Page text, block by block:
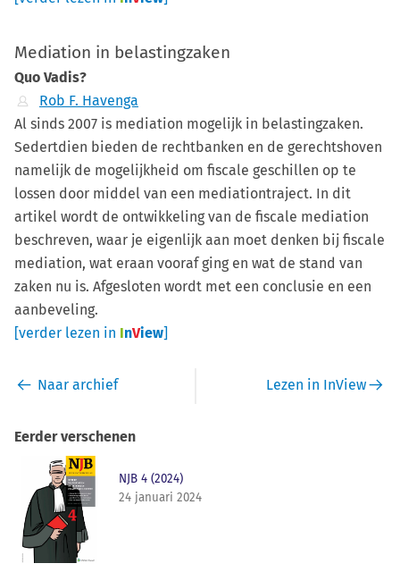
Mediation in belastingzaken
Quo Vadis?
Rob F. Havenga
Al sinds 2007 is mediation mogelijk in belastingzaken.
Sedertdien bieden de rechtbanken en de gerechtshoven
namelijk de mogelijkheid om fiscale geschillen op te
lossen door middel van een mediationtraject. In dit
artikel wordt de ontwikkeling van de fiscale mediation
beschreven, waar je eigenlijk aan moet denken bij fiscale
mediation, wat eraan vooraf ging en wat de stand van
zaken nu is. Afgesloten wordt met een conclusie en een
aanbeveling.
[verder lezen in InView]
Naar archief Lezen in InView
Eerder verschenen
NJB 4 (2024)
24 januari 2024